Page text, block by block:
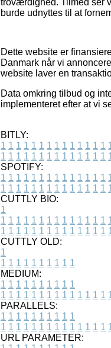
burde udnyttes til at
Dette website er
Danmark når vi
website laver en
Data omkring tilbud og
implementeret efter at vi
BITLY:
1 1 1 1 1 1 1 1 1 1 1 1 1 1
1 1 1 1 1 1 1 1 1 1 1 1 1 1
SPOTIFY:
1 1 1 1 1 1 1 1 1 1 1 1 1 1
1 1 1 1 1 1 1 1 1 1 1 1 1 1
CUTTLY BIO:
1
1 1 1 1 1 1 1 1 1 1 1 1 1 1
1 1 1 1 1 1 1 1 1 1 1 1 1 1
CUTTLY OLD:
1
1 1 1 1 1 1 1 1 1 1
MEDIUM:
1 1 1 1 1 1 1 1 1 1
1 1 1 1 1 1 1 1 1 1 1 1 1 1
PARALLELS:
1 1 1 1 1 1 1 1 1 1
1 1 1 1 1 1 1 1 1 1 1 1 1 1
URL PARAMETER: